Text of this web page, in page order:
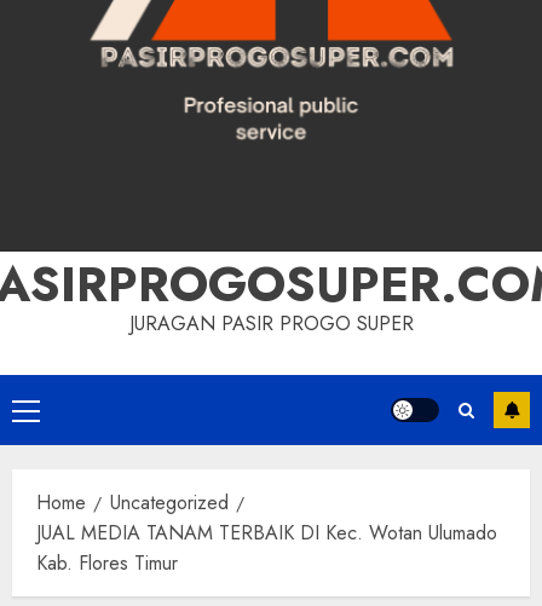
JURAGAN PASIR PROGO SUPER
Primary
Menu
Home
Uncategorized
JUAL MEDIA TANAM TERBAIK DI Kec. Wotan Ulumado
Kab. Flores Timur